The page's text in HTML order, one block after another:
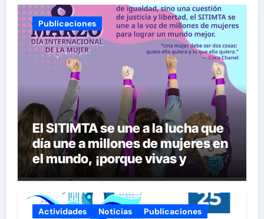
Publicaciones
El SITIMTA se une a la lucha que
día une a millones de mujeres en
el mundo, ¡porque vivas y
seguras nos queremos!
Actividades Noticias Publicaciones